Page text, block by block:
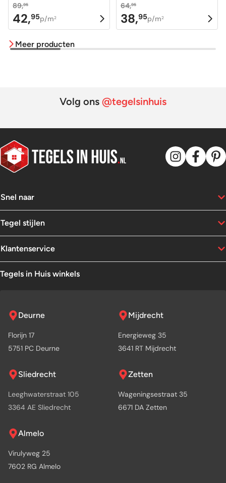
89,95
Oorspronkelijke
prijs
was:
42,95
Huidige
prijs
is:
p/m2
64,95
Oorspronkelijke
prijs
38,95
Huidige
prijs
p/m2
Meer producten
Volg ons @tegelsinhuis
Snel naar
Tegel stijlen
Klantenservice
Tegels in Huis winkels
Deurne
Florijn 17
5751 PC Deurne
Mijdrecht
Energieweg 35
3641 RT Mijdrecht
Sliedrecht
Leeghwaterstraat 105
3364 AE Sliedrecht
Zetten
Wageningsestraat 35
6671 DA Zetten
Almelo
Virulyweg 25
7602 RG Almelo